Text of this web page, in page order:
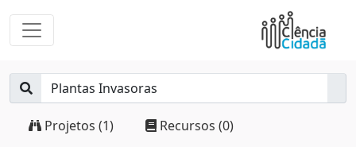
Projetos (1)
Recursos (0)